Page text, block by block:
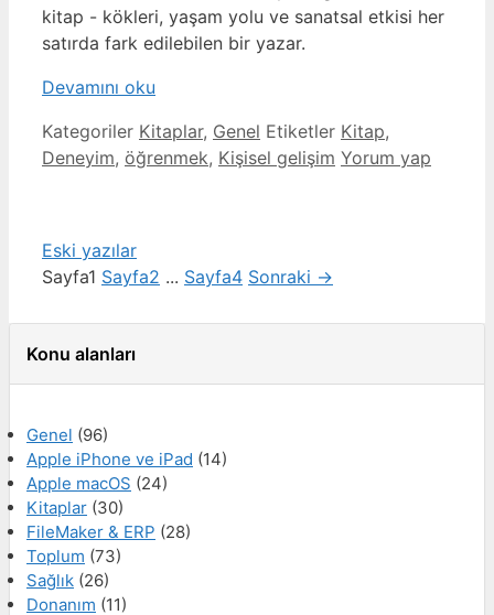
kitap - kökleri, yaşam yolu ve sanatsal etkisi her
satırda fark edilebilen bir yazar.
Devamını oku
Kategoriler Kitaplar, Genel Etiketler Kitap,
Deneyim, öğrenmek, Kişisel gelişim Yorum yap
Eski yazılar
Sayfa1 Sayfa2 ... Sayfa4 Sonraki →
Konu alanları
Genel (96)
Apple iPhone ve iPad (14)
Apple macOS (24)
Kitaplar (30)
FileMaker & ERP (28)
Toplum (73)
Sağlık (26)
Donanım (11)